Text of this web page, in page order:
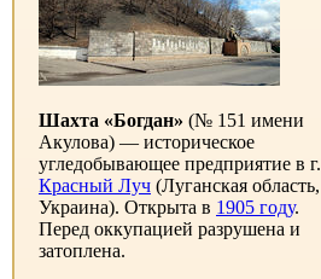
Шахта «Богдан» (№ 151 имени
Акулова) — историческое
угледобывающее предприятие в г.
Красный Луч (Луганская область,
Украина). Открыта в 1905 году.
Перед оккупацией разрушена и
затоплена.